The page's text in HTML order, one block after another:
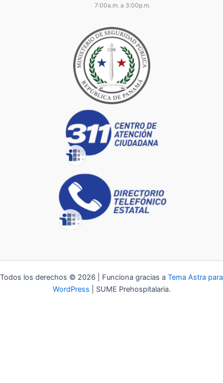
7:00a.m. a 3:00p.m.
Todos los derechos © 2026 | Funciona gracias a Tema Astra para
WordPress | SUME Prehospitalaria.